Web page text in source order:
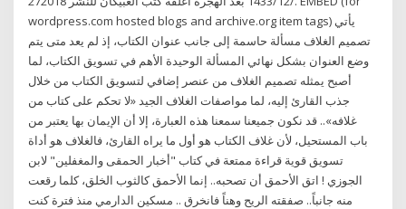
wordpress.com hosted blogs and archive.org itemtags) يأتي
تصميم الغلاف مسألة حاسمة إلى جانب عنوان الكتاب، إذ لم يعد متى يتم
وضع العنوان بشكل نهائي المسألة الوحيدة الأهم في تسويق الكتاب، لما
أصبح يمثله تصميم الغلاف من عنصر إضافي لتسويق الكتاب من خلال
جذب القارئ إليه، لما مواصفات الغلاف الجيد «لا تحكم على كتاب من
غلافه».. قد نكون جميعنا سمعنا هذه العبارة، إلا أن الإيمان بها يعتبر من
باب المستحيل، لأن غلاف الكتاب هو أول ما يراه القارئ، فالغلاف هو أداة
تسويق قوية قراءة ممتعة في كتاب "أخبار الحمقى والمغفلين" لابن
الجوزي ! اتق الأحمق أن تصحبه.. إنما الأحمق كالثوب الخلق، كلما رقعت
منه جانباً.. صفقته الريح وهناً فانخرق .. مسكين الدارمي منذ فترة كنت